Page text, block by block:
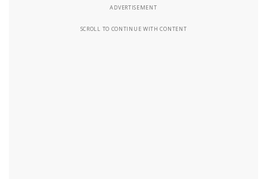
ADVERTISEMENT
SCROLL TO CONTINUE WITH CONTENT